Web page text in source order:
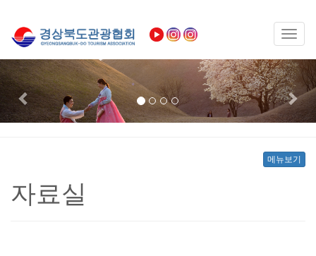
Previous
메뉴보기
자료실